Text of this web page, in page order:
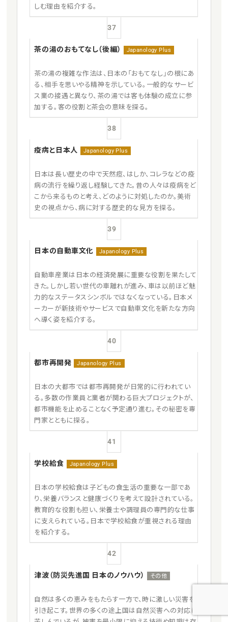
しむ理由を紹介する。
37
茶の湯のおもてなし（後編） Japanology Plus
茶の湯の複雑な作法は、日本の「おもてなし」の根にあ
る、相手を思いやる精神を示している。一般的なサービ
ス業の接遇と異なり、茶の湯では客も体験の成立に参
加する。客の役割と茶会の意味を探る。
38
疫病と日本人 Japanology Plus
日本は長い歴史の中で天然痘、はしか、コレラなどの疫
病の流行を繰り返し経験してきた。昔の人々は疫病をど
こから来るものと考え、どのように対処したのか。美術
史の視点から、病に対する歴史的な見方を探る。
39
日本の自動車文化 Japanology Plus
自動車産業は日本の経済発展に重要な役割を果たして
きた。しかし若い世代の車離れが進み、車は以前ほど魅
力的なステータスシンボルではなくなっている。日本メ
ーカーが新技術やサービスで自動車文化を新たな方向
へ導く姿を紹介する。
40
都市再開発 Japanology Plus
日本の大都市では都市再開発が日常的に行われてい
る。多数の作業員と業者が関わる巨大プロジェクトが、
都市機能を止めることなく予定通り進む。その秘密を専
門家とともに探る。
41
学校給食 Japanology Plus
日本の学校給食は子どもの食生活の重要な一部であ
り、栄養バランスと健康づくりを考えて設計されている。
教育的な役割も担い、栄養士や調理員の専門的な仕事
に支えられている。日本で学校給食が重視される理由
を紹介する。
42
津波（防災先進国 日本のノウハウ） その他
自然は多くの恵みをもたらす一方で、時に激しい災害を
引き起こす。世界の多くの途上国は自然災害への対応に